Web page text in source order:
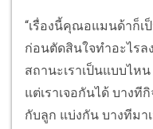
“เรื่องนี้คุณอแมนด้าก็เ
ก่อนตัดสินใจทำอะไร
สถานะเราเป็นแบบไห
แต่เราเจอกันได้ บางที
กับลูก แบ่งกัน บางทีม